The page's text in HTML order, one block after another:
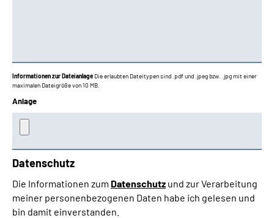
Informationen zur Dateianlage Die erlaubten Dateitypen sind .pdf und .jpeg bzw. .jpg mit einer
maximalen Dateigröße von 10 MB.
Anlage
Datenschutz
Die Informationen zum Datenschutz und zur Verarbeitung
meiner personenbezogenen Daten habe ich gelesen und
bin damit einverstanden.